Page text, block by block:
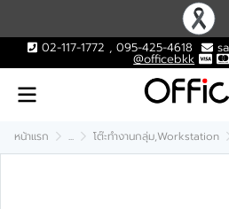
02-117-1772 , 095-425-4618
@officebkk
หน้าแรก ... โต๊ะทำงานกลุ่ม,Workstation